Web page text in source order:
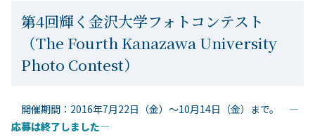
第4回輝く金沢大学フォトコンテスト
（The Fourth Kanazawa University
Photo Contest）
開催期間：2016年7月22日（金）～10月14日（金）まで。 ―
応募は終了しました―